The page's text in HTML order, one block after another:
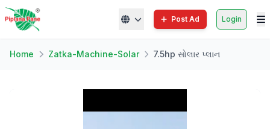
Post Ad Login
Home Zatka-Machine-Solar 7.5hp સોલાર પ્લાન